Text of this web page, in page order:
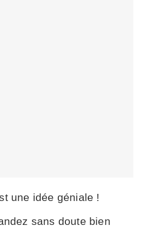
une idée géniale !
sans doute bien